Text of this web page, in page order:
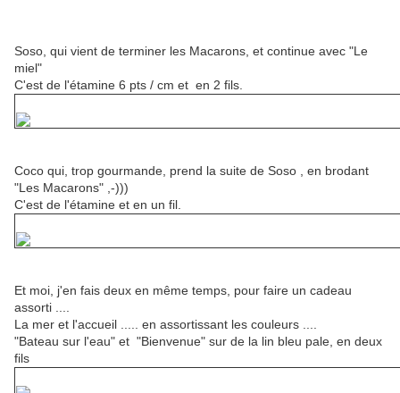
Soso, qui vient de terminer les Macarons, et continue avec "Le
miel"
C'est de l'étamine 6 pts / cm et en 2 fils.
Coco qui, trop gourmande, prend la suite de Soso , en brodant
"Les Macarons" ,-)))
C'est de l'étamine et en un fil.
Et moi, j'en fais deux en même temps, pour faire un cadeau
assorti ....
La mer et l'accueil ..... en assortissant les couleurs ....
"Bateau sur l'eau" et "Bienvenue" sur de la lin bleu pale, en deux
fils